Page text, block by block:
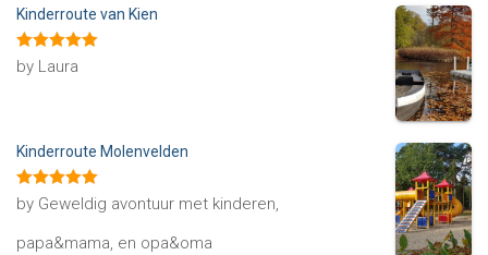
Kinderroute van Kien
Rated5out
of 5
by Laura
Kinderroute Molenvelden
Rated5out
of 5
by Geweldig avontuur met kinderen,
papa&mama, en opa&oma